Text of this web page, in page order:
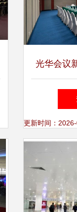
光华会议
服务，
更新时间：